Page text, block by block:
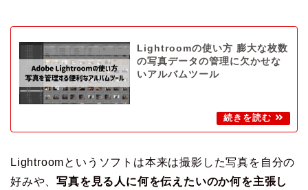
Lightroomの使い方 膨大な枚数
の写真データの管理に欠かせな
いアルバムツール
Lightroomというソフトは本来は撮影した写真を自分の
好みや、写真を見る人に何を伝えたいのか何を主張し